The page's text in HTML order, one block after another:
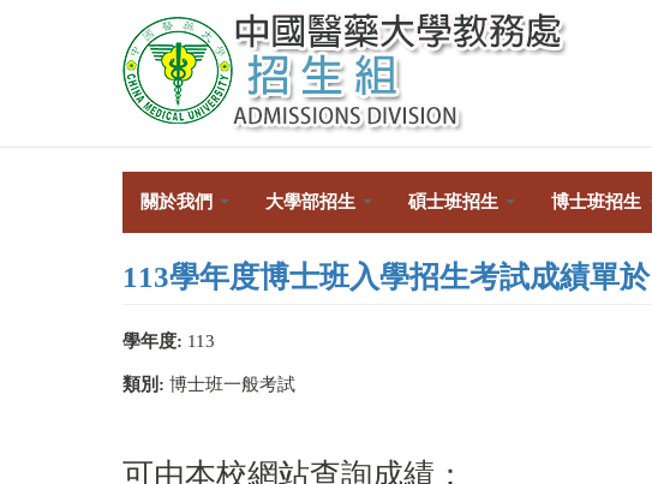
關於我們 大學部招生 碩士班招生 博士班招生
113學年度博士班入學招生考試成績單
學年度: 113
類別: 博士班一般考試
可由本校網站查詢成績：